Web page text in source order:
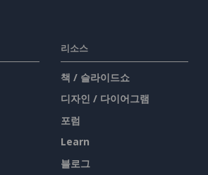
리소스
책 / 슬라이드쇼
디자인 / 다이어그램
포럼
Learn
블로그